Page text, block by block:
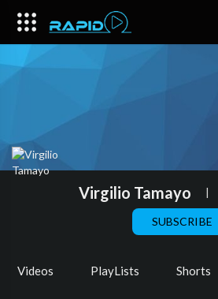
Virgilio Tamayo |
SUBSCRIBE
Videos PlayLists Shorts